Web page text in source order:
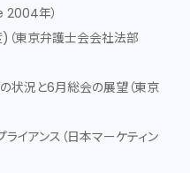
年）
（東京弁護士会会社法部
状況と6月総会の展望（東京
ライアンス（日本マーケティン